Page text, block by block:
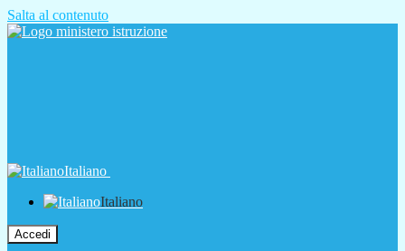
Salta al contenuto
Italiano
Italiano
Accedi